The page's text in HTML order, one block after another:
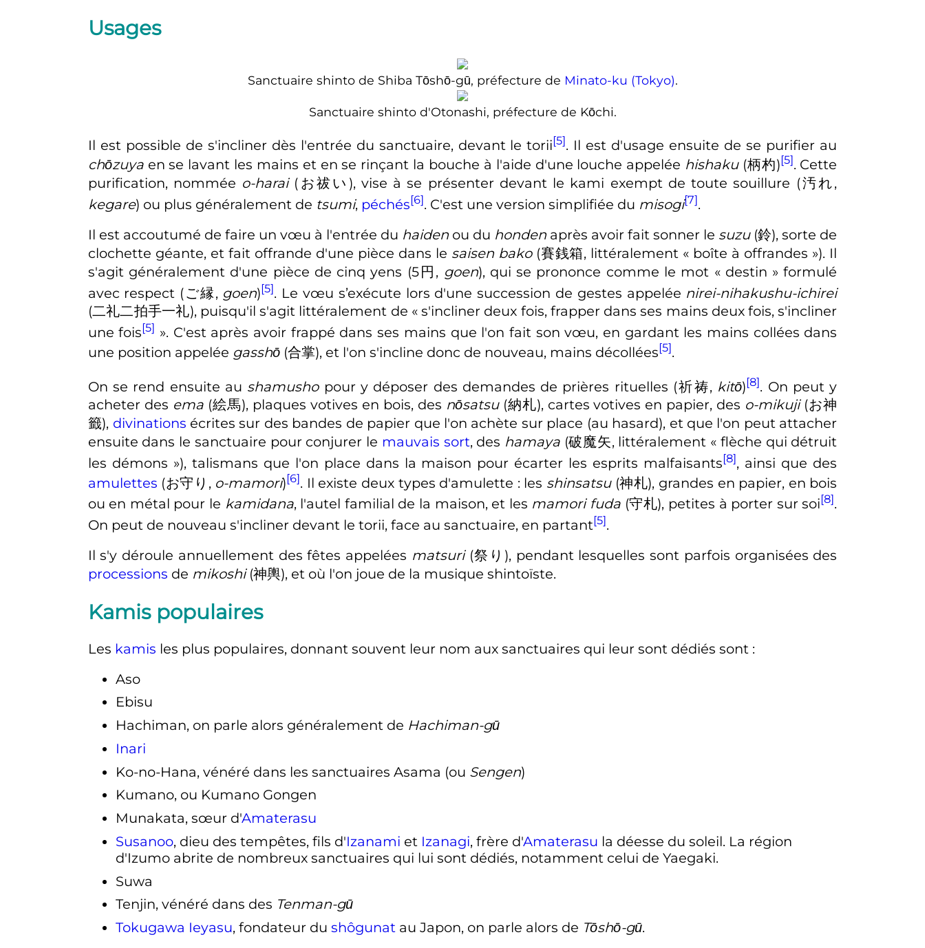
Usages
Sanctuaire shinto de Shiba Tōshō-gū, préfecture de Minato-ku (Tokyo).
Sanctuaire shinto d'Otonashi, préfecture de Kōchi.
Il est possible de s'incliner dès l'entrée du sanctuaire, devant le torii[5]. Il est d'usage ensuite de se purifier au
chōzuyaen se lavant les mains et en se rinçant la bouche à l'aide d'une louche appelée hishaku (柄杓)[5]. Cette
purification, nommée o-harai ( お祓い ), vise à se présenter devant le kami exempt de toutesouillure (汚れ,
kegare) ou plus généralement de tsumi, péchés[6]. C'est une version simplifiée du misogi[7].
Il est accoutumé de faire un vœu à l'entrée du haidenou du honden après avoir fait sonner le suzu (鈴), sorte de
clochette géante, et fait offrande d'une pièce dans le saisen bako (賽銭箱, littéralement « boîte à offrandes »). Il
s'agit généralement d'une pièce de cinq yens (5円 , goen), qui se prononce comme le mot « destin » formulé
avec respect (ご縁, goen)[5]. Le vœu s’exécute lors d'une succession de gestes appelée nirei-nihakushu-ichirei
(二礼二拍手一礼), puisqu'il s'agit littéralement de « s'incliner deux fois, frapper dans ses mains deux fois, s'incliner
une fois[5] ». C'est après avoir frappé dans ses mains que l'on fait son vœu, en gardant les mains collées dans
une position appelée gasshō (合掌), et l'on s'incline donc de nouveau, mains décollées[5].
On se rend ensuite au shamushopour y déposer des demandes de prières rituelles (祈祷, kitō)[8]. On peut y
acheter des ema (絵馬), plaques votives en bois, des nōsatsu (納札), cartes votives en papier, des o-mikuji (お神
籤), divinations écrites sur des bandes de papier que l'on achète sur place (au hasard), et que l'on peut attacher
ensuite dans le sanctuaire pour conjurer le mauvais sort, des hamaya (破魔矢, littéralement « flèche qui détruit
les démons »), talismans que l'on place dans la maison pour écarter les esprits malfaisants[8], ainsi que des
amulettes (お守り , o-mamori)[6]. Il existe deux types d'amulette : les shinsatsu (神札), grandes en papier, en bois
ou en métal pour le kamidana, l'autel familial de la maison, et les mamori fuda (守札), petites à porter sur soi[8].
On peut de nouveau s'incliner devant le torii, face au sanctuaire, en partant[5].
Il s'y déroule annuellement des fêtes appelées matsuri (祭り ), pendant lesquelles sont parfois organisées des
processions de mikoshi (神輿), et où l'on joue de la musique shintoïste.
Kamis populaires
Les kamis les plus populaires, donnant souvent leur nom aux sanctuaires qui leur sont dédiés sont :
Aso
Ebisu
Hachiman, on parle alors généralement de Hachiman-gū
Inari
Ko-no-Hana, vénéré dans les sanctuaires Asama (ou Sengen)
Kumano, ou Kumano Gongen
Munakata, sœur d'Amaterasu
Susanoo, dieu des tempêtes, fils d'Izanami et Izanagi, frère d'Amaterasu la déesse du soleil. La région
d'Izumo abrite de nombreux sanctuaires qui lui sont dédiés, notamment celui de Yaegaki.
Suwa
Tenjin, vénéré dans des Tenman-gū
Tokugawa Ieyasu, fondateur du shôgunatau Japon, on parle alors de Tōshō-gū.